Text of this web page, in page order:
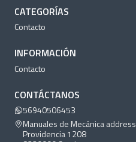
CATEGORÍAS
Contacto
INFORMACIÓN
Contacto
CONTÁCTANOS
56940506453
Manuales de Mecánica address
Providencia 1208